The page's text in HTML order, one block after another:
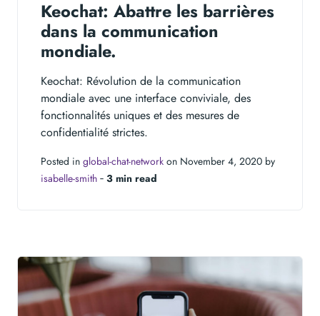
Keochat: Abattre les barrières
dans la communication
mondiale.
Keochat: Révolution de la communication
mondiale avec une interface conviviale, des
fonctionnalités uniques et des mesures de
confidentialité strictes.
Posted in global-chat-network on November 4, 2020 by
isabelle-smith ‐ 3 min read